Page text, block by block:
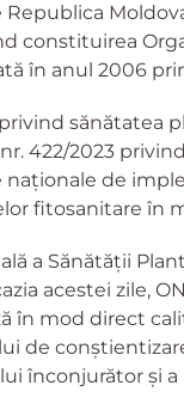
Republica
constituirea
în anul 2006
sănătatea
422/2023
naționale de
fitosanitare în
a Sănătății
acestei zile,
în mod direct
de
înconjurător și